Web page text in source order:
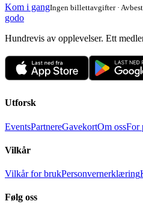
Kom i gangIngen billettavgifter ·
godo
Hundrevis av opplevelser. Ett
Utforsk
EventsPartnereGavekortOm ossFor
Vilkår
Vilkår for brukPersonvernerklæring
Følg oss